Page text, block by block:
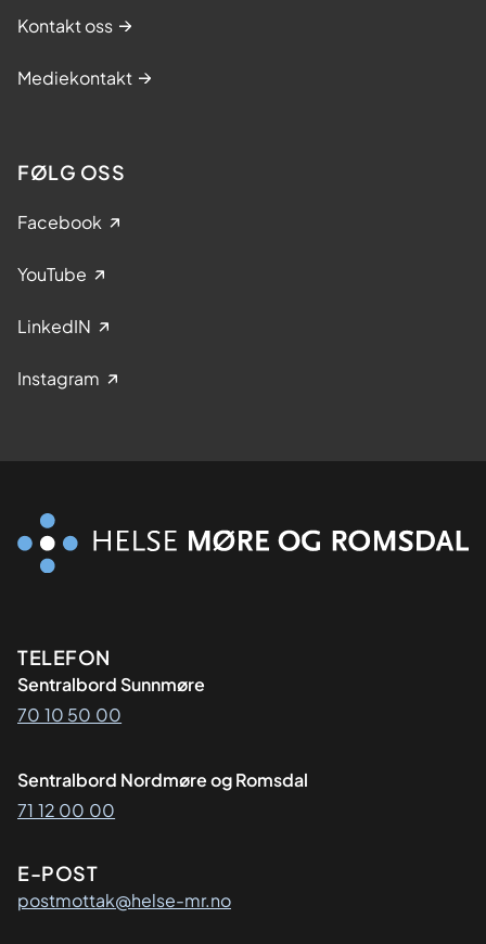
Kontakt oss
Mediekontakt
FØLG OSS
Facebook
YouTube
LinkedIN
Instagram
Kontaktinformasjon
TELEFON
Sentralbord Sunnmøre
70 10 50 00
Sentralbord Nordmøre og Romsdal
71 12 00 00
E-POST
postmottak@helse-mr.no